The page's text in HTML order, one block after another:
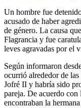
Un hombre fue
acusado de haber
de género. La causa
Flagrancia y fue
leves agravadas por el
Según informaron
ocurrió alrededor de
Jofré II y habría sido
pareja. De acuerdo
encontraban la